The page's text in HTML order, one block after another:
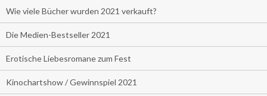
Wie viele Bücher wurden 2021 verkauft?
Die Medien-Bestseller 2021
Erotische Liebesromane zum Fest
Kinochartshow / Gewinnspiel 2021